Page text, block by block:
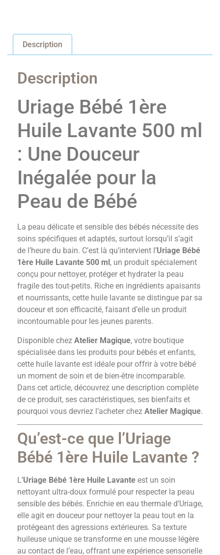
Description
Description
Uriage Bébé 1ère
Huile Lavante 500 ml
: Une Douceur
Inégalée pour la
Peau de Bébé
La peau délicate et sensible des bébés nécessite des
soins spécifiques et adaptés, surtout lorsqu’il s’agit
de l’heure du bain. C’est là qu’intervient l’Uriage Bébé
1ère Huile Lavante 500 ml , un produit spécialement
conçu pour nettoyer, protéger et hydrater la peau
fragile des tout-petits. Riche en ingrédients apaisants
et nourrissants, cette huile lavante se distingue par sa
douceur et son efficacité, faisant d’elle un produit
incontournable pour les jeunes parents.
Disponible chez Atelier Magique, votre boutique
spécialisée dans les produits pour bébés et enfants,
cette huile lavante est idéale pour offrir à votre bébé
un moment de soin et de bien-être incomparable.
Dans cet article, découvrez une description complète
de ce produit, ses caractéristiques, ses bienfaits et
pourquoi vous devriez l’acheter chez Atelier Magique.
Qu’est-ce que l’Uriage
Bébé 1ère Huile Lavante ?
L’Uriage Bébé 1ère Huile Lavante est un soin
nettoyant ultra-doux formulé pour respecter la peau
sensible des bébés. Enrichie en eau thermale d’Uriage,
elle agit en douceur pour nettoyer la peau tout en la
protégeant des agressions extérieures. Sa texture
huileuse unique se transforme en une mousse légère
au contact de l’eau, offrant une expérience sensorielle